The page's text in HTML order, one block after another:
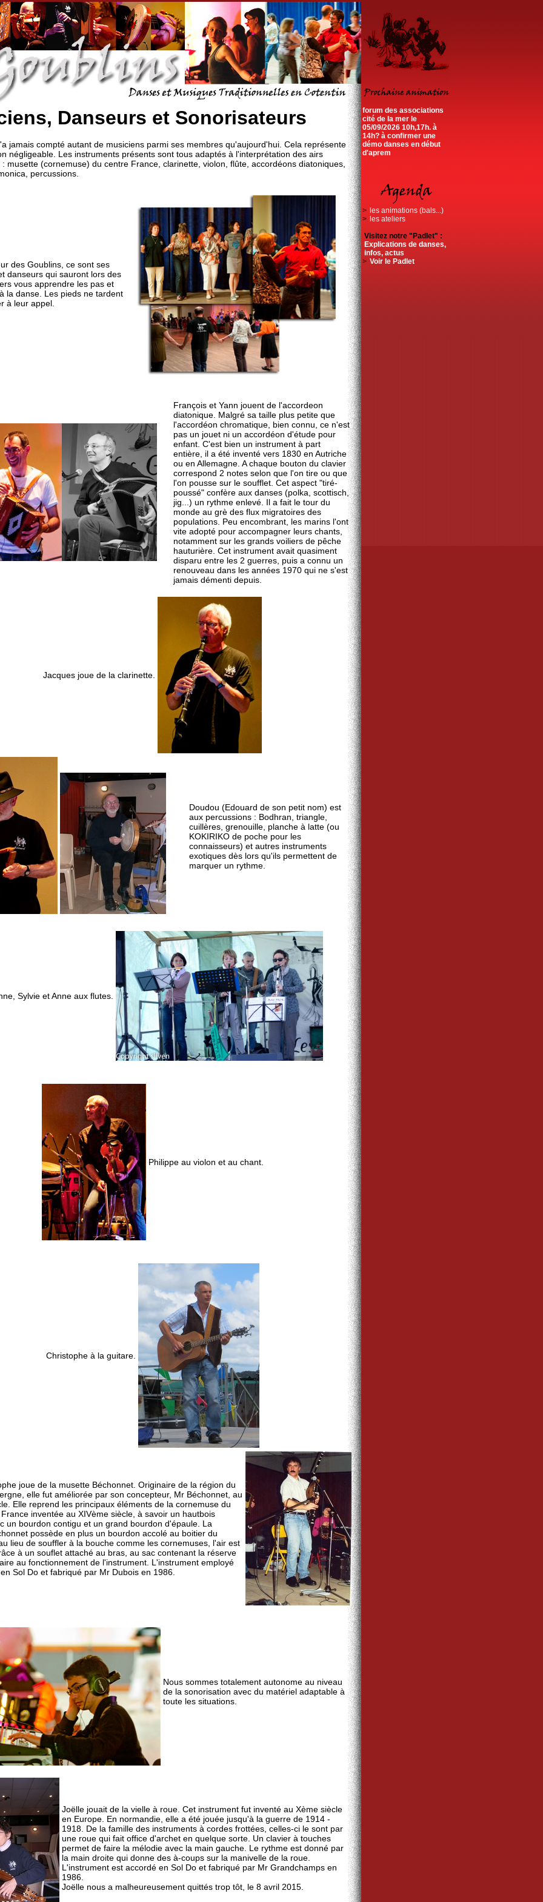
Danseurs et Sonorisateurs
jamais compté autant de musiciens parmi ses membres qu'aujourd'hui. Cela représente
négligeable. Les instruments présents sont tous adaptés à l'interprétation des airs
musette (cornemuse) du centre France, clarinette, violon, flûte, accordéons diatoniques,
percussions.
des Goublins, ce sont ses
danseurs qui sauront lors des
vous apprendre les pas et
la danse. Les pieds ne tardent
à leur appel.
François et Yann jouent de l'accordeon
diatonique. Malgré sa taille plus petite que
l'accordéon chromatique, bien connu, ce n'est
pas un jouet ni un accordéon d'étude pour
enfant. C'est bien un instrument à part
entière, il a été inventé vers 1830 en Autriche
ou en Allemagne. A chaque bouton du clavier
correspond 2 notes selon que l'on tire ou que
l'on pousse sur le soufflet. Cet aspect "tiré-
poussé" confère aux danses (polka, scottisch,
jig...) un rythme enlevé. Il a fait le tour du
monde au grè des flux migratoires des
populations. Peu encombrant, les marins l'ont
vite adopté pour accompagner leurs chants,
notamment sur les grands voiliers de pêche
hauturière. Cet instrument avait quasiment
disparu entre les 2 guerres, puis a connu un
renouveau dans les années 1970 qui ne s'est
jamais démenti depuis.
Jacques joue de la clarinette.
Doudou (Edouard de son petit nom) est
aux percussions : Bodhran, triangle,
cuillères, grenouille, planche à latte (ou
KOKIRIKO de poche pour les
connaisseurs) et autres instruments
exotiques dès lors qu'ils permettent de
marquer un rythme.
Sylvie et Anne aux flutes.
Philippe au violon et au chant.
Christophe à la guitare.
joue de la musette Béchonnet. Originaire de la région du
elle fut améliorée par son concepteur, Mr Béchonnet, au
Elle reprend les principaux éléments de la cornemuse du
inventée au XIVème siècle, à savoir un hautbois
un bourdon contigu et un grand bourdon d'épaule. La
possède en plus un bourdon accolé au boitier du
lieu de souffler à la bouche comme les cornemuses, l'air est
à un souflet attaché au bras, au sac contenant la réserve
au fonctionnement de l'instrument. L'instrument employé
Sol Do et fabriqué par Mr Dubois en 1986.
Nous sommes totalement autonome au niveau
de la sonorisation avec du matériel adaptable à
toute les situations.
Joëlle jouait de la vielle à roue. Cet instrument fut inventé au Xème siècle
en Europe. En normandie, elle a été jouée jusqu'à la guerre de 1914 -
1918. De la famille des instruments à cordes frottées, celles-ci le sont par
une roue qui fait office d'archet en quelque sorte. Un clavier à touches
permet de faire la mélodie avec la main gauche. Le rythme est donné par
la main droite qui donne des à-coups sur la manivelle de la roue.
L'instrument est accordé en Sol Do et fabriqué par Mr Grandchamps en
1986.
Joëlle nous a malheureusement quittés trop tôt, le 8 avril 2015.
forum des associations
cité de la mer le
05/09/2026 10h,17h. à
14h? à confirmer une
démo danses en début
d'aprem
> les animations (bals...)
> les ateliers
Visitez notre "Padlet" :
Explications de danses,
infos, actus
> Voir le Padlet